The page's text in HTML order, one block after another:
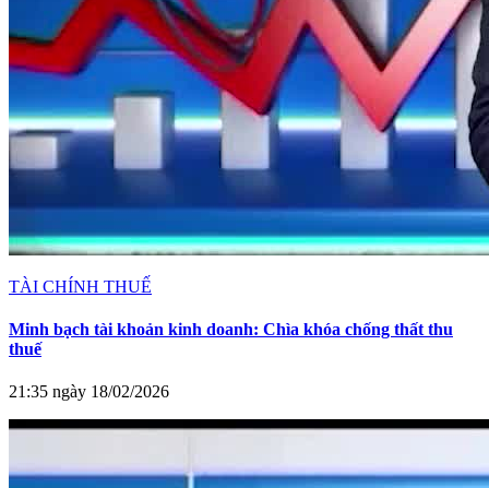
TÀI CHÍNH THUẾ
Minh bạch tài khoản kinh doanh: Chìa khóa chống thất thu
thuế
21:35 ngày 18/02/2026